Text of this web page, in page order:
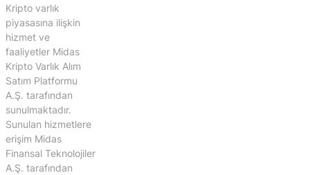
Kripto varlık
piyasasına ilişkin
hizmet ve
faaliyetler Midas
Kripto Varlık Alım
Satım Platformu
A.Ş. tarafından
sunulmaktadır.
Sunulan hizmetlere
erişim Midas
Finansal Teknolojiler
A.Ş. tarafından